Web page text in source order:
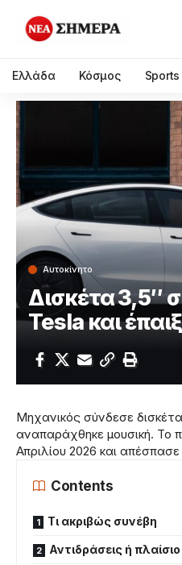
Ελλάδα Κόσμος Sports
Αυτοκίνητο
Δισκέτα 3,5″
Tesla και
Μηχανικός σύνδεσε
αναπαράχθηκε μουσική. Το
Απριλίου 2026 και
Contents
Τι ακριβώς συνέβη
Αντιδράσεις ή